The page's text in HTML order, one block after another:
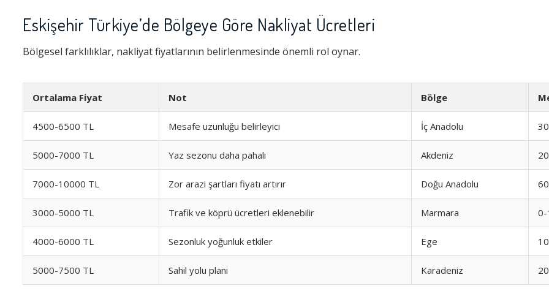
Eskişehir Türkiye’de Bölgeye Göre Nakliyat Ücretleri
Bölgesel farklılıklar, nakliyat fiyatlarının belirlenmesinde önemli rol oynar.
Ortalama Fiyat Not Bölge
4500-6500 TL Mesafe uzunluğu belirleyici İç Anadolu
5000-7000 TL Yaz sezonu daha pahalı Akdeniz
7000-10000 TL Zor arazi şartları fiyatı artırır Doğu Anadolu
3000-5000 TL Trafik ve köprü ücretleri eklenebilir Marmara 0-
4000-6000 TL Sezonluk yoğunluk etkiler Ege
5000-7500 TL Sahil yolu planı Karadeniz